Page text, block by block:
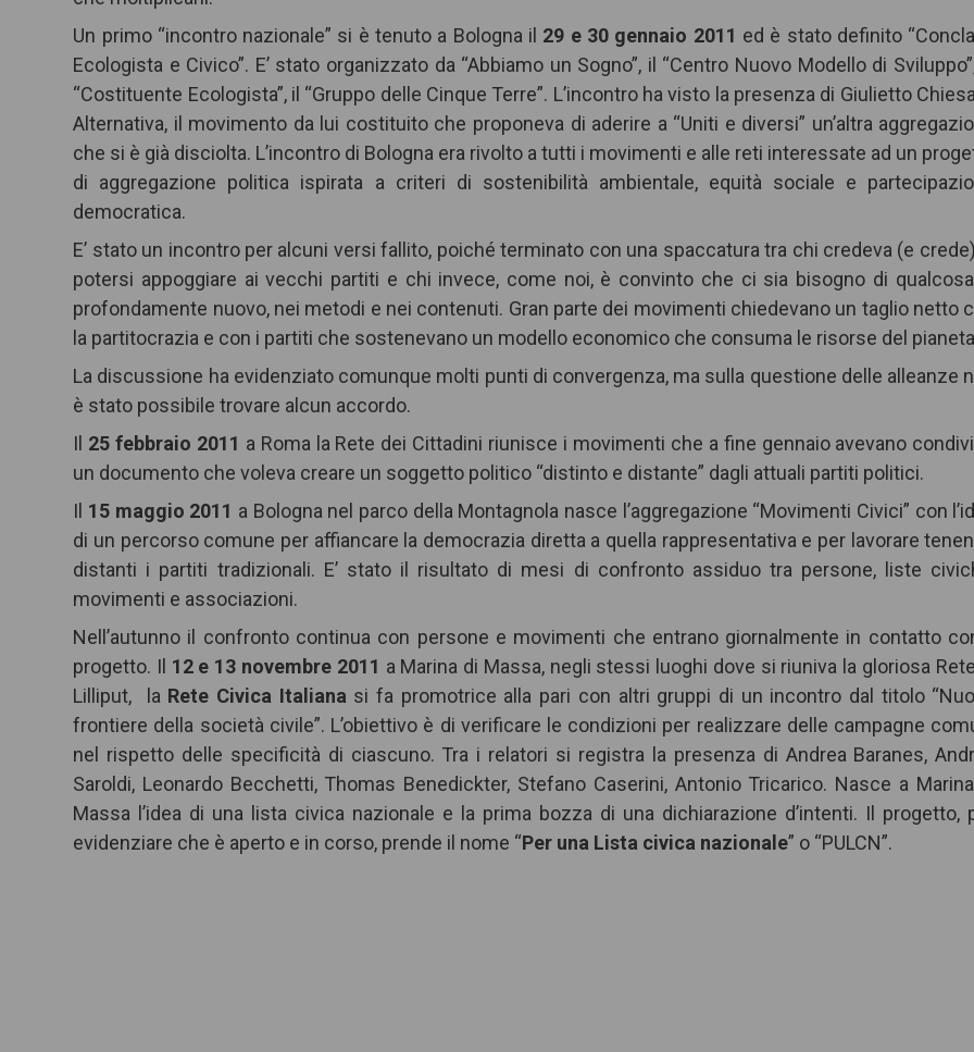
Un primo “incontro nazionale” si è tenuto a Bologna il 29 e 30 gennaio 2011 ed è stato definito
Ecologista e Civico”. E’ stato organizzato da “Abbiamo un Sogno”, il “Centro Nuovo Modello di
“Costituente Ecologista”, il “Gruppo delle Cinque Terre”. L’incontro ha visto la presenza di Giulietto
Alternativa, il movimento da lui costituito che proponeva di aderire a “Uniti e diversi” un’altra
che si è già disciolta. L’incontro di Bologna era rivolto a tutti i movimenti e alle reti interessate ad un
di aggregazione politica ispirata a criteri di sostenibilità ambientale, equità sociale e
democratica.
E’ stato un incontro per alcuni versi fallito, poiché terminato con una spaccatura tra chi credeva (e
potersi appoggiare ai vecchi partiti e chi invece, come noi, è convinto che ci sia bisogno di
profondamente nuovo, nei metodi e nei contenuti. Gran parte dei movimenti chiedevano un taglio netto
la partitocrazia e con i partiti che sostenevano un modello economico che consuma le risorse del
La discussione ha evidenziato comunque molti punti di convergenza, ma sulla questione delle alleanze
è stato possibile trovare alcun accordo.
Il 25 febbraio 2011 a Roma la Rete dei Cittadini riunisce i movimenti che a fine gennaio avevano
un documento che voleva creare un soggetto politico “distinto e distante” dagli attuali partiti politici.
Il 15 maggio 2011 a Bologna nel parco della Montagnola nasce l’aggregazione “Movimenti Civici” con
di un percorso comune per affiancare la democrazia diretta a quella rappresentativa e per lavorare
distanti i partiti tradizionali. E’ stato il risultato di mesi di confronto assiduo tra persone, liste
movimenti e associazioni.
Nell’autunno il confronto continua con persone e movimenti che entrano giornalmente in contatto
progetto. Il 12 e 13 novembre 2011 a Marina di Massa, negli stessi luoghi dove si riuniva la gloriosa
Lilliput, la Rete Civica Italiana si fa promotrice alla pari con altri gruppi di un incontro dal titolo
frontiere della società civile”. L’obiettivo è di verificare le condizioni per realizzare delle campagne
nel rispetto delle specificità di ciascuno. Tra i relatori si registra la presenza di Andrea Baranes,
Saroldi, Leonardo Becchetti, Thomas Benedickter, Stefano Caserini, Antonio Tricarico. Nasce a
Massa l’idea di una lista civica nazionale e la prima bozza di una dichiarazione d’intenti. Il progetto,
evidenziare che è aperto e in corso, prende il nome “Per una Lista civica nazionale” o “PULCN”.